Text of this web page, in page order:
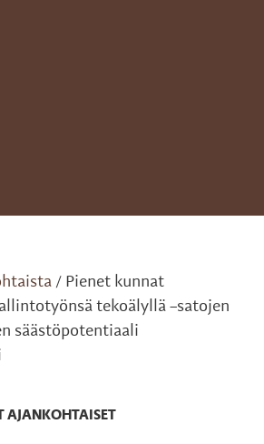
/ Pienet kunnat
tekoälyllä –satojen
säästöpotentiaali